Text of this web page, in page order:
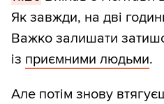
Як завжди, на дві
Важко залишати
із приємними людьми.
Але потім знову